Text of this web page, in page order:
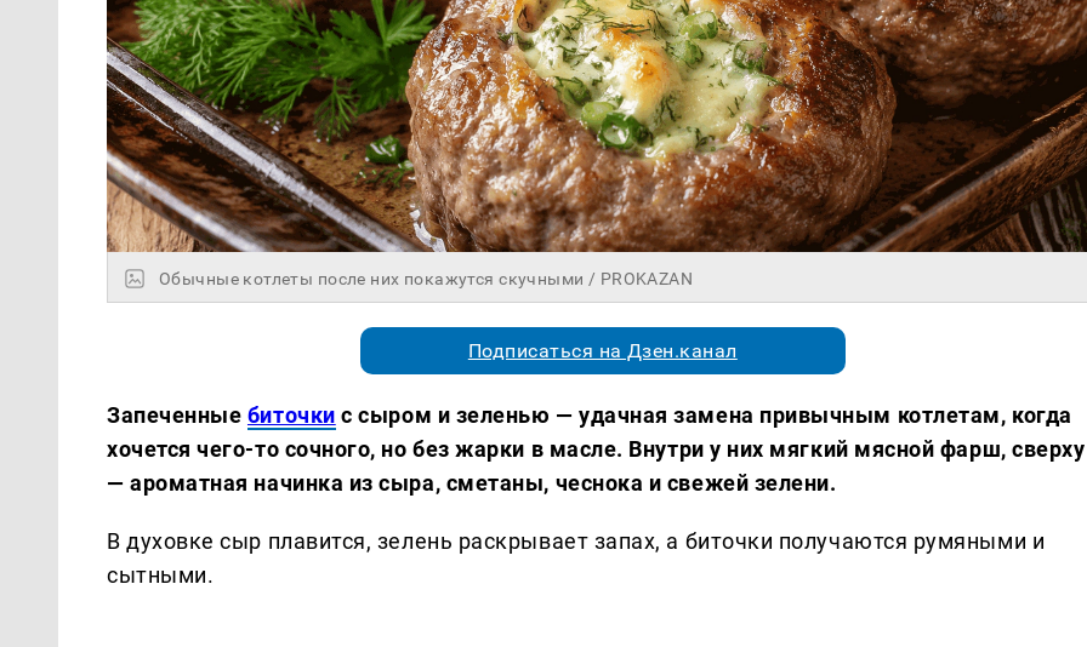
Обычные котлеты после них покажутся скучными / PROKAZAN
Подписаться на Дзен.канал
Запеченные биточки с сыром и зеленью — удачная замена привычным котлетам, когда
хочется чего-то сочного, но без жарки в масле. Внутри у них мягкий мясной фарш, сверху
— ароматная начинка из сыра, сметаны, чеснока и свежей зелени.
В духовке сыр плавится, зелень раскрывает запах, а биточки получаются румяными и
сытными.